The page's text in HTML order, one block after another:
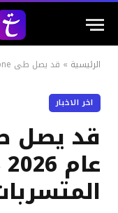
الرئيسية » قد يصل طي iPhone في عام 2026 ، إذا تمكنت المتسربات من الاتفاق
اخر الاخبار